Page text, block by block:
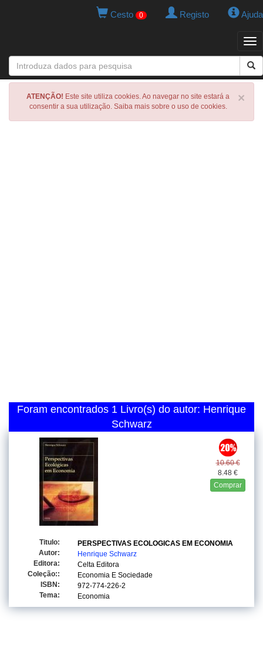
Cesto 0 Registo Ajuda
×
ATENÇÃO! Este site utiliza cookies. Ao navegar no site estará a
consentir a sua utilização. Saiba mais sobre o uso de cookies.
Foram encontrados 1 Livro(s) do autor: Henrique
Schwarz
10.60 €
8.48 €
Comprar
Titulo:
PERSPECTIVAS ECOLOGICAS EM ECONOMIA
Autor:
Henrique Schwarz
Editora:
Celta Editora
Coleção::
Economia E Sociedade
ISBN:
972-774-226-2
Tema:
Economia